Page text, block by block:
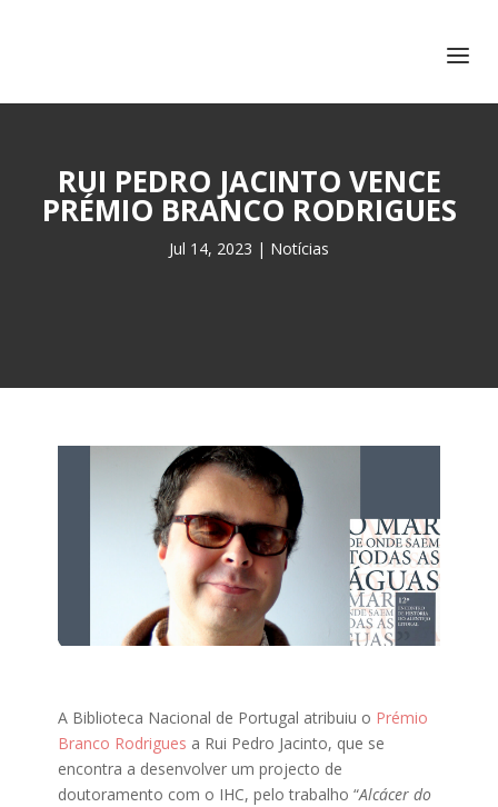
RUI PEDRO JACINTO VENCE
PRÉMIO BRANCO RODRIGUES
Jul 14, 2023 | Notícias
A Biblioteca Nacional de Portugal atribuiu o Prémio
Branco Rodrigues a Rui Pedro Jacinto, que se
encontra a desenvolver um projecto de
doutoramento com o IHC, pelo trabalho “Alcácer do